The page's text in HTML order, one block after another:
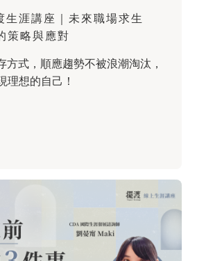
生涯講座｜未來職場求生
策略與應對
方式，順應趨勢不被浪潮淘汰，
理想的自己！